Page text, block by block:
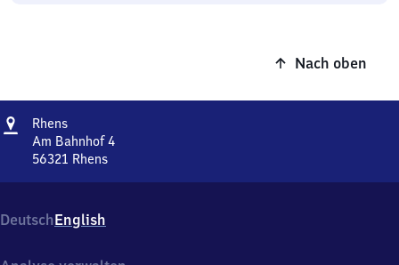
Nach oben
Adresse
RhensRhens
Am Bahnhof 4
56321 Rhens
Bahnhof
4,
DeutschEnglish